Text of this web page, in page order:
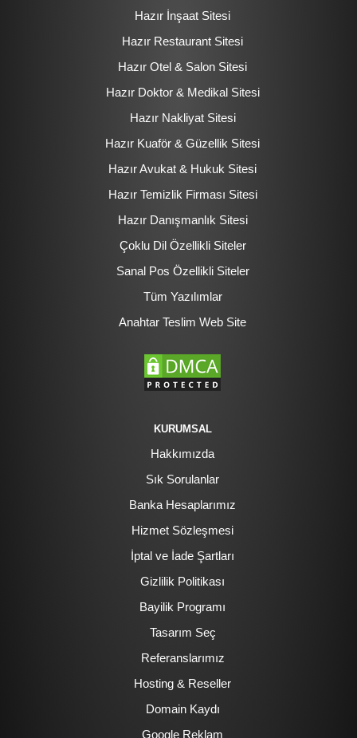
Hazır İnşaat Sitesi
Hazır Restaurant Sitesi
Hazır Otel & Salon Sitesi
Hazır Doktor & Medikal Sitesi
Hazır Nakliyat Sitesi
Hazır Kuaför & Güzellik Sitesi
Hazır Avukat & Hukuk Sitesi
Hazır Temizlik Firması Sitesi
Hazır Danışmanlık Sitesi
Çoklu Dil Özellikli Siteler
Sanal Pos Özellikli Siteler
Tüm Yazılımlar
Anahtar Teslim Web Site
KURUMSAL
Hakkımızda
Sık Sorulanlar
Banka Hesaplarımız
Hizmet Sözleşmesi
İptal ve İade Şartları
Gizlilik Politikası
Bayilik Programı
Tasarım Seç
Referanslarımız
Hosting & Reseller
Domain Kaydı
Google Reklam